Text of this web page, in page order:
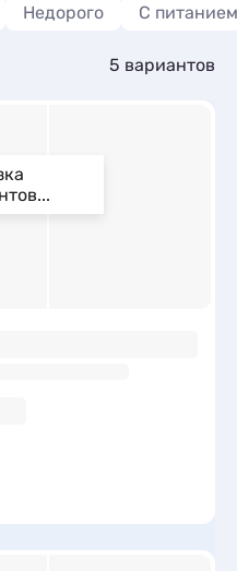
пансионаты: знакомьтесь
для бронирования
по цене от 2000 руб.
воды и воздуха в Аше
идеальное время для
Недорого С питанием
5 вариантов